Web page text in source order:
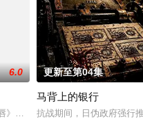
所救，却累及其家族遭灭顶之灾
战与境外竞争，通过创新实践实
6.0
》。藤墨与伍十弦因一场乌龙“神
更新至第04集
马背上的银行
抗战期间，日伪政府强行